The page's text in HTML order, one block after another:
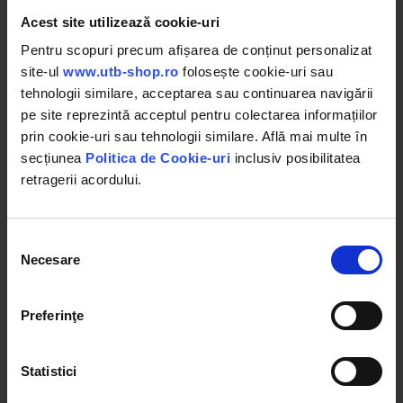
Acest site utilizează cookie-uri
Pentru scopuri precum afișarea de conținut personalizat
site-ul www.utb-shop.ro folosește cookie-uri sau
tehnologii similare, acceptarea sau continuarea navigării
pe site reprezintă acceptul pentru colectarea informațiilor
prin cookie-uri sau tehnologii similare. Află mai multe în
secțiunea Politica de Cookie-uri inclusiv posibilitatea
retragerii acordului.
consimțământului
Necesare
Preferinţe
Statistici
(1)
in stoc
1.71 RON
Detalii
in stoc
87.00 RON
Detalii